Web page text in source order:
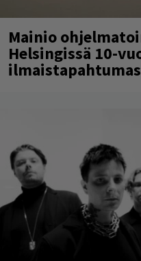
Mainio
Helsingissä 10-